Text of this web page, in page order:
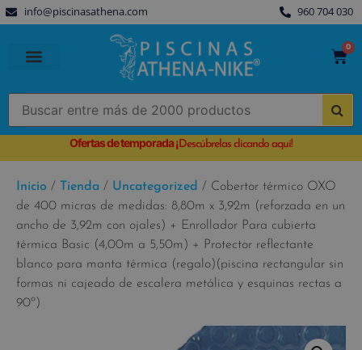
info@piscinasathena.com 960 704 030
0
Ofertas de temporada¡Descúbrelas clicando aquí!
Inicio / Tienda / Uncategorized / Cobertor térmico OXO
de 400 micras de medidas: 8,80m x 3,92m (reforzada en un
ancho de 3,92m con ojales) + Enrollador Para cubierta
térmica Basic (4,00m a 5,50m) + Protector reflectante
blanco para manta térmica (regalo)(piscina rectangular sin
formas ni cajeado de escalera metálica y esquinas rectas a
90º)